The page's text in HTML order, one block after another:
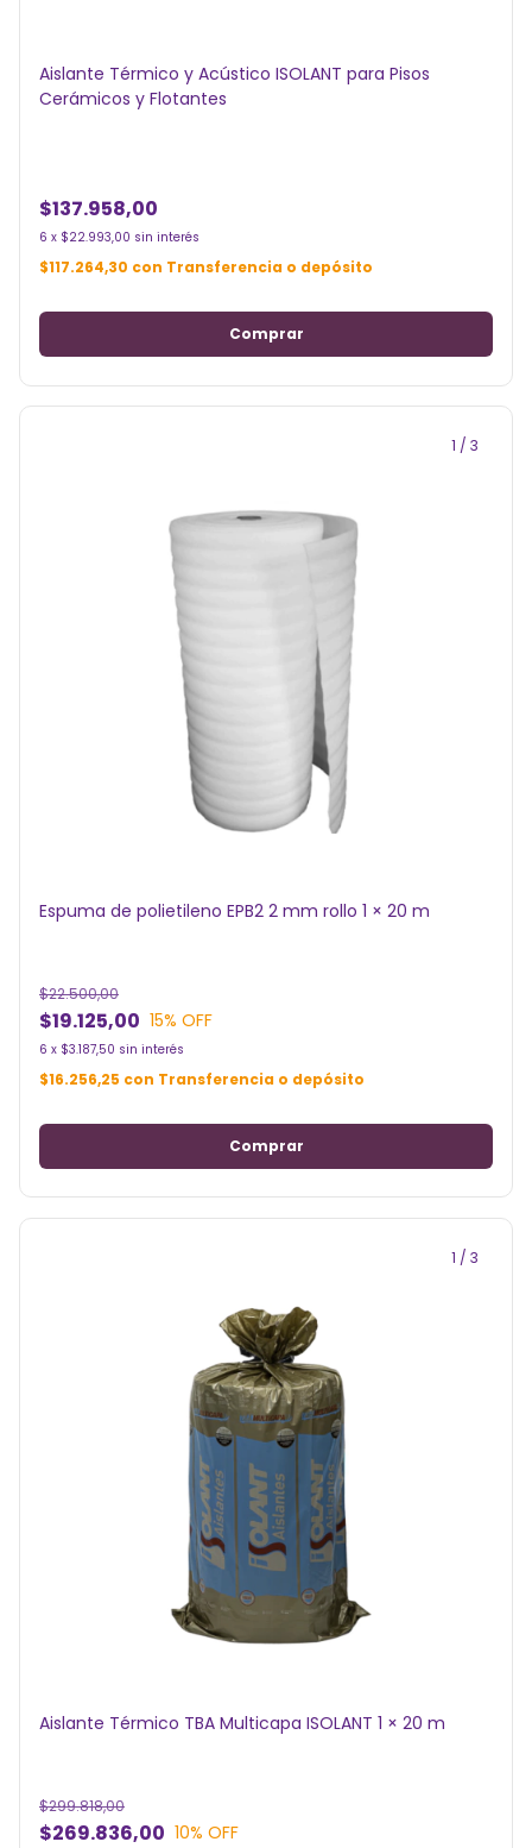
Aislante Térmico y Acústico ISOLANT para Pisos
Cerámicos y Flotantes
$137.958,00
6 x $22.993,00 sin interés
$117.264,30 con Transferencia o depósito
1 / 3
Espuma de polietileno EPB2 2 mm rollo 1 × 20 m
$19.125,00
$22.500,00
15% OFF
6 x $3.187,50 sin interés
$16.256,25 con Transferencia o depósito
1 / 3
Aislante Térmico TBA Multicapa ISOLANT 1 × 20 m
$269.836,00
$299.818,00
10% OFF